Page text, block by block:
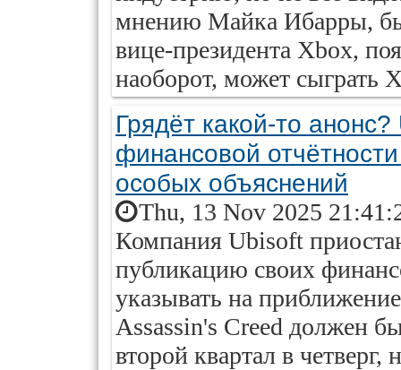
мнению Майка Ибарры,
вице-президента Xbox,
наоборот, может сыграть
Грядёт какой-то
финансовой
особых объяснений
Thu, 13 Nov 2025
Компания Ubisoft
публикацию своих
указывать на
Assassin's Creed должен
второй квартал в четверг,